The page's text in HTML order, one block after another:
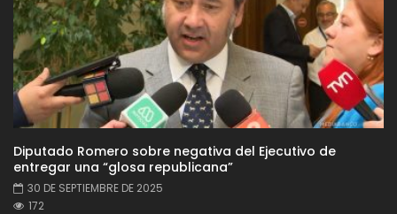
Diputado Romero sobre negativa del Ejecutivo de
entregar una “glosa republicana”
30 DE SEPTIEMBRE DE 2025
172